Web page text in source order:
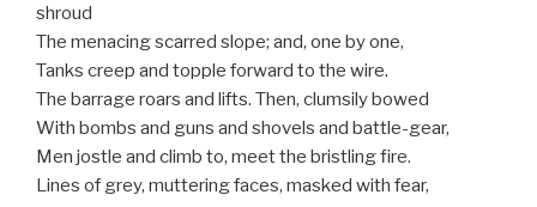
shroud
The menacing scarred slope; and, one by one,
Tanks creep and topple forward to the wire.
The barrage roars and lifts. Then, clumsily bowed
With bombs and guns and shovels and battle-gear,
Men jostle and climb to, meet the bristling fire.
Lines of grey, muttering faces, masked with fear,